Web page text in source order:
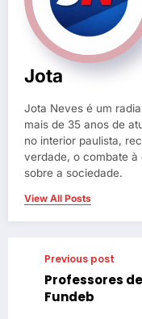
Jota
Jota Neves é um
mais de 35 anos de
no interior paulista,
verdade, o combate
sobre a sociedade.
View All Posts
Previous post
Professores
Fundeb